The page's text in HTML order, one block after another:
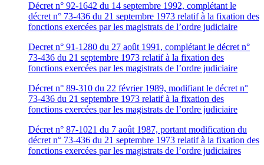
Décret n° 92-1642 du 14 septembre 1992, complétant le
décret n° 73-436 du 21 septembre 1973 relatif à la fixation des
fonctions exercées par les magistrats de l’ordre judiciaire
Decret n° 91-1280 du 27 août 1991, complétant le décret n°
73-436 du 21 septembre 1973 relatif à la fixation des
fonctions exercées par les magistrats de l’ordre judiciaire
Décret n° 89-310 du 22 février 1989, modifiant le décret n°
73-436 du 21 septembre 1973 relatif à la fixation des
fonctions exercées par les magistrats de l’ordre judiciaire
Décret n° 87-1021 du 7 août 1987, portant modification du
décret n° 73-436 du 21 septembre 1973 relatif à la fixation des
fonctions exercées par les magistrats de l’ordre judiciaires